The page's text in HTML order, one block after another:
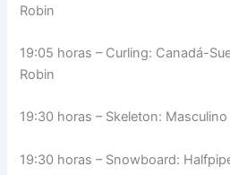
Robin
19:05 horas – Curling: Canadá-
Robin
19:30 horas – Skeleton: Masculino
19:30 horas – Snowboard: